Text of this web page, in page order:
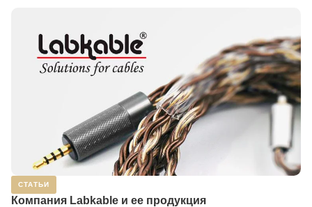
СТАТЬИ
Компания Labkable и ее продукция